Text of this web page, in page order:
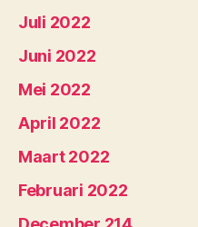
Juli 2022
Juni 2022
Mei 2022
April 2022
Maart 2022
Februari 2022